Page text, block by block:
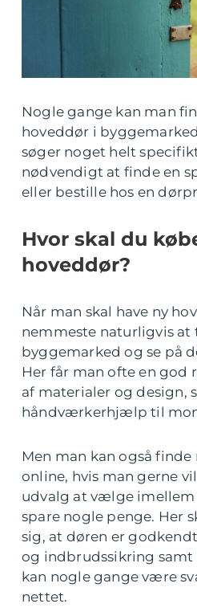
Nogle gange kan man
hoveddør i
søger noget helt
nødvendigt at finde en
eller bestille hos en
Hvor skal du
hoveddør?
Når man skal have ny
nemmeste naturligvis at
byggemarked og se på
Her får man ofte en god
af materialer og design,
håndværkerhjælp til
Men man kan også
online, hvis man gerne
udvalg at vælge imellem
spare nogle penge. Her
sig, at døren er
og indbrudssikring
kan nogle gange være
nettet.